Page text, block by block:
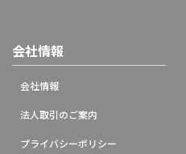
会社情報
会社情報
法人取引のご案内
プライバシーポリシー